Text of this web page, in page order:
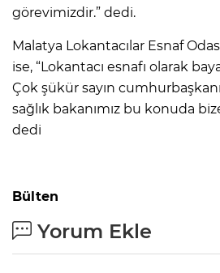
görevimizdir.” dedi.
Malatya Lokantacılar Esnaf
ise, “Lokantacı esnafı olarak
Çok şükür sayın
sağlık bakanımız bu konuda
dedi
Bülten
Yorum Ekle